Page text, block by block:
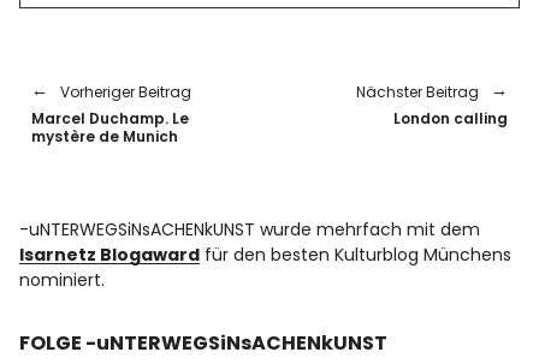
Vorheriger Beitrag
Marcel Duchamp. Le
mystère de Munich
Nächster Beitrag
London calling
-uNTERWEGSiNsACHENkUNST wurde mehrfach mit dem
Isarnetz Blogaward für den besten Kulturblog Münchens
nominiert.
FOLGE -uNTERWEGSiNsACHENkUNST